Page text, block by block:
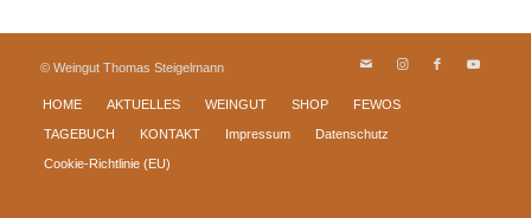
© Weingut Thomas Steigelmann
HOME AKTUELLES WEINGUT SHOP FEWOS
TAGEBUCH KONTAKT Impressum Datenschutz
Cookie-Richtlinie (EU)